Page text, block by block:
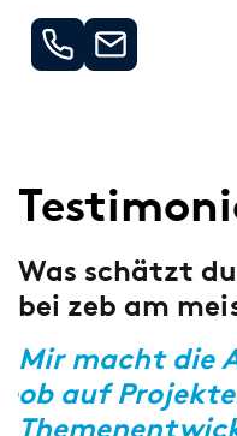
Was schätzt
bei zeb am
Mir macht die
ob auf